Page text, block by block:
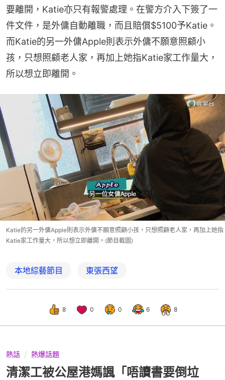
要離開，Katie亦只有報警處理。在警方介入下簽了一
件文件，是外傭自動離職，而且賠償$5100予Katie。
而Katie的另一外傭Apple則表示外傭不願意照顧小
孩，只想照顧老人家，再加上她指Katie家工作量大，
所以想立即離開。
Katie的另一外傭Apple則表示外傭不願意照顧小孩，只想照顧老人家，再加上她指
Katie家工作量大，所以想立即離開。(節目截圖)
本地綜藝節目 東張西望
8 0 0 6 8
熱話 熱爆話題
清潔工被公屋港媽諷「唔讀書要倒垃